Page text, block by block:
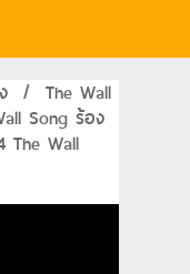
/ The Wall
Song ร้อง
The Wall